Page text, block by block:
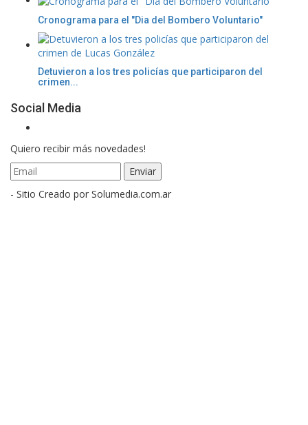
Cronograma para el "Dia del Bombero Voluntario"
Detuvieron a los tres policías que participaron del
crimen...
Social Media
Quiero recibir más novedades!
- Sitio Creado por Solumedia.com.ar